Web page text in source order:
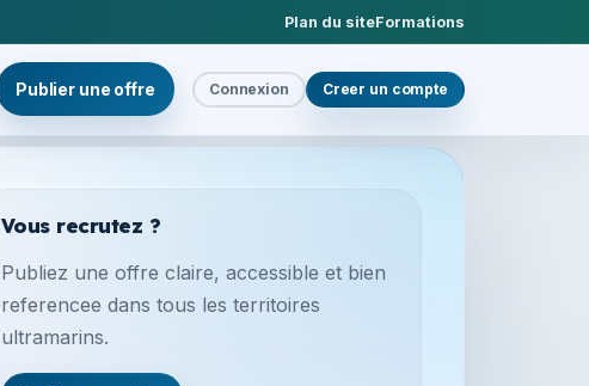
Plan du siteFormations
Publier une offre Connexion Creer un compte
Vous recrutez ?
Publiez une offre claire, accessible et bien
referencee dans tous les territoires
ultramarins.